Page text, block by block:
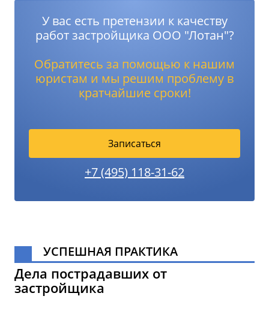
У вас есть претензии к качеству
работ застройщика ООО "Лотан"?
Обратитесь за помощью к нашим
юристам и мы решим проблему в
кратчайшие сроки!
Записаться
+7 (495) 118-31-62
УСПЕШНАЯ ПРАКТИКА
Дела пострадавших от
застройщика